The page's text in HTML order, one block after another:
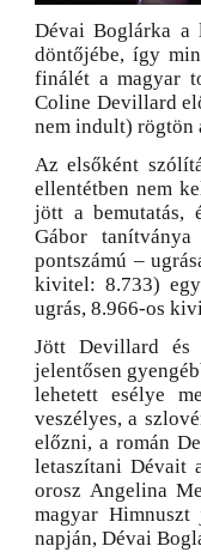
Dévai Boglárka a
döntőjébe, így
finálét a magyar
Coline Devillard
nem indult)
Az elsőként
ellentétben nem
jött a bemutatás,
Gábor
pontszámú –
kivitel: 8.733)
ugrás, 8.966-os
Jött Devillard és
jelentősen
lehetett esélye
veszélyes, a
előzni, a román
letaszítani Dévait
orosz Angelina
magyar Himnuszt
napján, Dévai